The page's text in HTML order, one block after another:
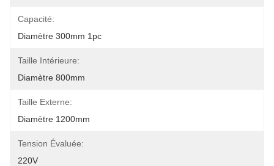
Capacité:
Diamètre 300mm 1pc
Taille Intérieure:
Diamètre 800mm
Taille Externe:
Diamètre 1200mm
Tension Évaluée:
220V